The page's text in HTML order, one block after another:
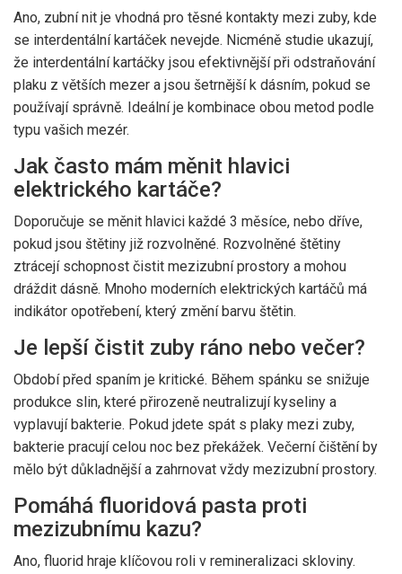
Ano, zubní nit je vhodná pro těsné kontakty mezi zuby, kde
se interdentální kartáček nevejde. Nicméně studie ukazují,
že interdentální kartáčky jsou efektivnější při odstraňování
plaku z větších mezer a jsou šetrnější k dásním, pokud se
používají správně. Ideální je kombinace obou metod podle
typu vašich mezér.
Jak často mám měnit hlavici
elektrického kartáče?
Doporučuje se měnit hlavici každé 3 měsíce, nebo dříve,
pokud jsou štětiny již rozvolněné. Rozvolněné štětiny
ztrácejí schopnost čistit mezizubní prostory a mohou
dráždit dásně. Mnoho moderních elektrických kartáčů má
indikátor opotřebení, který změní barvu štětin.
Je lepší čistit zuby ráno nebo večer?
Období před spaním je kritické. Během spánku se snižuje
produkce slin, které přirozeně neutralizují kyseliny a
vyplavují bakterie. Pokud jdete spát s plaky mezi zuby,
bakterie pracují celou noc bez překážek. Večerní čištění by
mělo být důkladnější a zahrnovat vždy mezizubní prostory.
Pomáhá fluoridová pasta proti
mezizubnímu kazu?
Ano, fluorid hraje klíčovou roli v remineralizaci skloviny.